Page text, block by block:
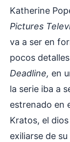
Katherine
Pictures
va a ser en
pocos
Deadline, en
la serie iba a
estrenado en
Kratos, el
exiliarse de